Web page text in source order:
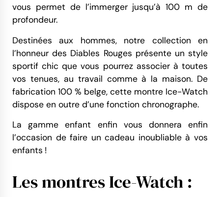
vous permet de l’immerger jusqu’à 100 m de
profondeur.
Destinées aux hommes, notre collection en
l’honneur des Diables Rouges présente un style
sportif chic que vous pourrez associer à toutes
vos tenues, au travail comme à la maison. De
fabrication 100 % belge, cette montre Ice-Watch
dispose en outre d’une fonction chronographe.
La gamme enfant enfin vous donnera enfin
l’occasion de faire un cadeau inoubliable à vos
enfants !
Les montres Ice-Watch :